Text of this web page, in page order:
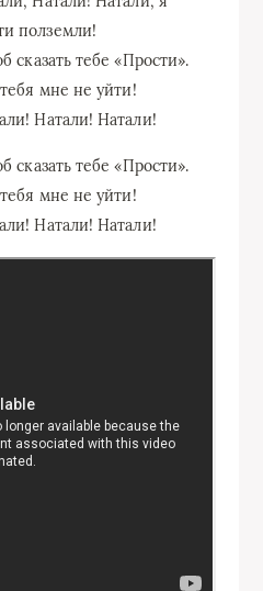
полземли!
сказать тебе «Прости».
мне не уйти!
Натали! Натали!
сказать тебе «Прости».
мне не уйти!
Натали! Натали!